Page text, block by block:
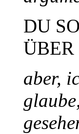
DU
aber,